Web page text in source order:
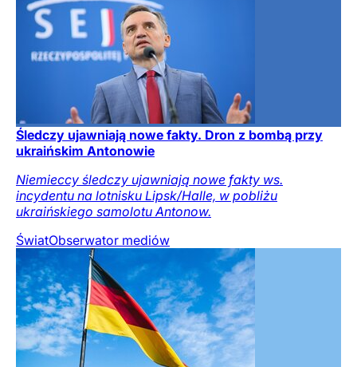
Śledczy ujawniają nowe fakty. Dron z bombą przy
ukraińskim Antonowie
Niemieccy śledczy ujawniają nowe fakty ws.
incydentu na lotnisku Lipsk/Halle, w pobliżu
ukraińskiego samolotu Antonow.
ŚwiatObserwator mediów